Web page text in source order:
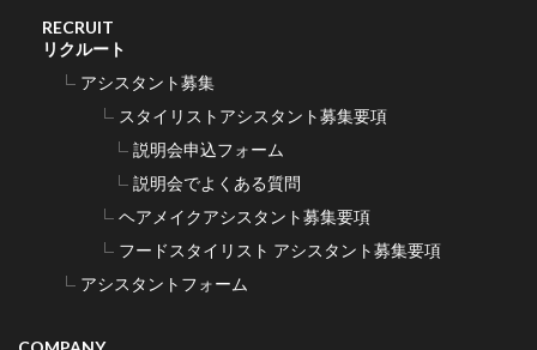
RECRUIT
リクルート
アシスタント募集
スタイリストアシスタント募集要項
説明会申込フォーム
説明会でよくある質問
ヘアメイクアシスタント募集要項
フードスタイリスト アシスタント募集要項
アシスタントフォーム